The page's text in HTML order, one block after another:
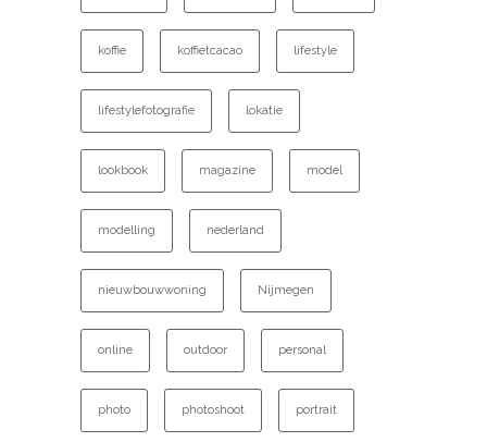
koffie koffietcacao lifestyle
lifestylefotografie lokatie
lookbook magazine model
modelling nederland
nieuwbouwwoning Nijmegen
online outdoor personal
photo photoshoot portrait